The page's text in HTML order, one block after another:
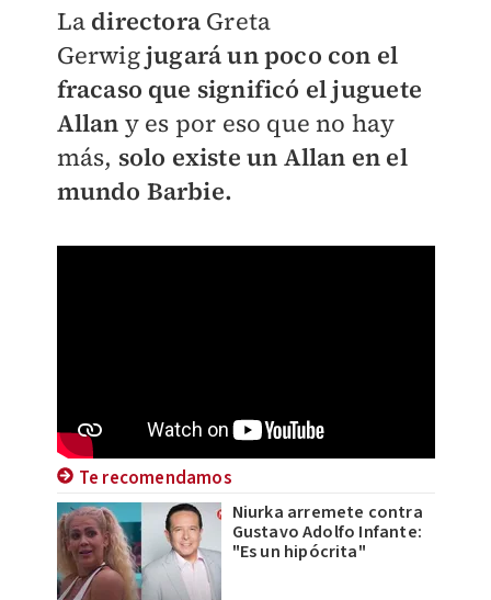
La directora Greta
Gerwigjugará un poco con el
fracaso que significó el juguete
Allan y es por eso que no hay
más, solo existe un Allan en el
mundo Barbie.
Te recomendamos
Niurka arremete contra
Gustavo Adolfo Infante:
"Es un hipócrita"